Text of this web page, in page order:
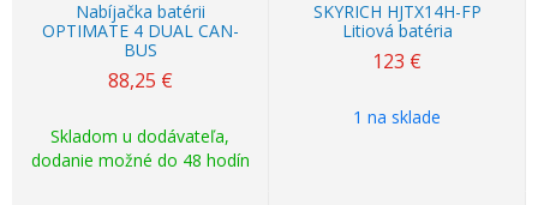
Nabíjačka batérii
OPTIMATE 4 DUAL CAN-
BUS
88,25 €
Skladom u dodávateľa,
dodanie možné do 48 hodín
SKYRICH HJTX14H-FP
Litiová batéria
123 €
1 na sklade